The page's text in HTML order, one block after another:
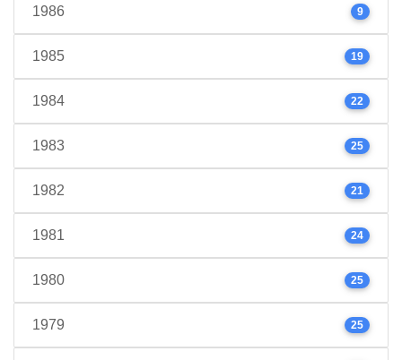
1986 9
1985 19
1984 22
1983 25
1982 21
1981 24
1980 25
1979 25